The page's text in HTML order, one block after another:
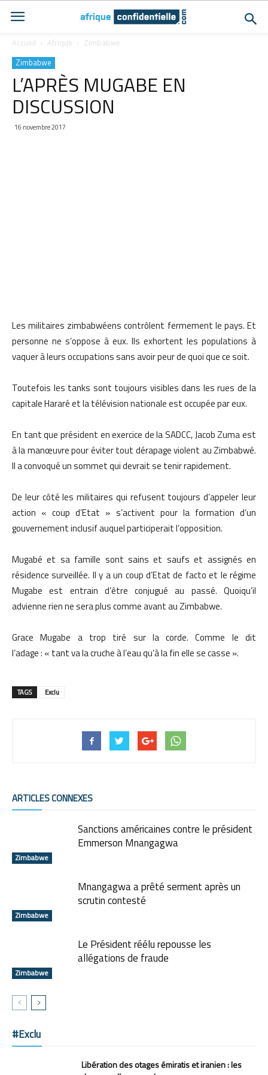
Accueil Afrique Zimbabwe
Zimbabwe
L’APRÈS MUGABE EN
DISCUSSION
16 novembre 2017
Les militaires zimbabwéens contrôlent fermement le pays. Et
personne ne s’oppose à eux. Ils exhortent les populations à
vaquer à leurs occupations sans avoir peur de quoi que ce soit.
Toutefois les tanks sont toujours visibles dans les rues de la
capitale Hararé et la télévision nationale est occupée par eux.
En tant que président en exercice de la SADCC, Jacob Zuma est
à la manœuvre pour éviter tout dérapage violent au Zimbabwé.
Il a convoqué un sommet qui devrait se tenir rapidement.
De leur côté les militaires qui refusent toujours d’appeler leur
action « coup d’Etat » s’activent pour la formation d’un
gouvernement inclusif auquel participerait l’opposition.
Mugabé et sa famille sont sains et saufs et assignés en
résidence surveillée. Il y a un coup d’Etat de facto et le régime
Mugabe est entrain d’être conjugué au passé. Quoiqu’il
advienne rien ne sera plus comme avant au Zimbabwe.
Grace Mugabe a trop tiré sur la corde. Comme le dit
l’adage : « tant va la cruche à l’eau qu’à la fin elle se casse ».
TAGS Exclu
ARTICLES CONNEXES
Zimbabwe
Sanctions américaines contre le président
Emmerson Mnangagwa
Zimbabwe
Mnangagwa a prêté serment après un
scrutin contesté
Zimbabwe
Le Président réélu repousse les
allégations de fraude
#Exclu
Libération des otages émiratis et iranien : les